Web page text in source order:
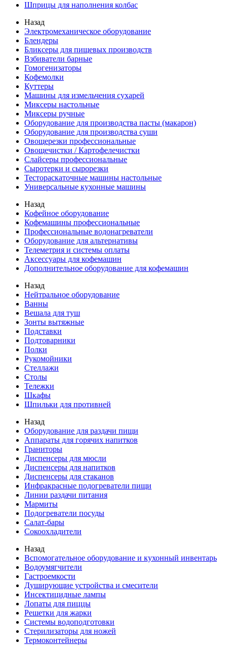
Шприцы для наполнения колбас
Назад
Электромеханическое оборудование
Блендеры
Бликсеры для пищевых производств
Взбиватели барные
Гомогенизаторы
Кофемолки
Куттеры
Машины для измельчения сухарей
Миксеры настольные
Миксеры ручные
Оборудование для производства пасты (макарон)
Оборудование для производства суши
Овощерезки профессиональные
Овощечистки / Картофелечистки
Слайсеры профессиональные
Сыротерки и сырорезки
Тестораскаточные машины настольные
Универсальные кухонные машины
Назад
Кофейное оборудование
Кофемашины профессиональные
Профессиональные водонагреватели
Оборудование для альтернативы
Телеметрия и системы оплаты
Аксессуары для кофемашин
Дополнительное оборудование для кофемашин
Назад
Нейтральное оборудование
Ванны
Вешала для туш
Зонты вытяжные
Подставки
Подтоварники
Полки
Рукомойники
Стеллажи
Столы
Тележки
Шкафы
Шпильки для противней
Назад
Оборудование для раздачи пищи
Аппараты для горячих напитков
Граниторы
Диспенсеры для мюсли
Диспенсеры для напитков
Диспенсеры для стаканов
Инфракрасные подогреватели пищи
Линии раздачи питания
Мармиты
Подогреватели посуды
Салат-бары
Сокоохладители
Назад
Вспомогательное оборудование и кухонный инвентарь
Водоумягчители
Гастроемкости
Душирующие устройства и смесители
Инсектицидные лампы
Лопаты для пиццы
Решетки для жарки
Системы водоподготовки
Стерилизаторы для ножей
Термоконтейнеры